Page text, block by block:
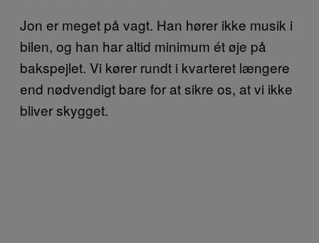
Jon er meget på vagt. Han hører ikke musik i
bilen, og han har altid minimum ét øje på
bakspejlet. Vi kører rundt i kvarteret længere
end nødvendigt bare for at sikre os, at vi ikke
bliver skygget.